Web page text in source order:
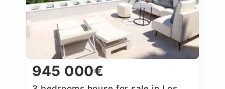
945 000€